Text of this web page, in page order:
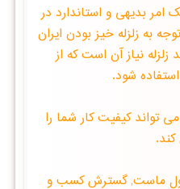
امر بدیهی و استاندارد در
به زلزله خیز بودن ایران
زلزله نیاز آن است که از
شود.
تواند كیفیت كار شما را
اول ماست, گسترش کسب و